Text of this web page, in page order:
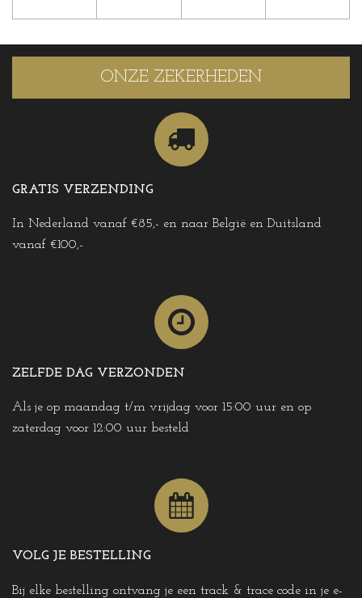
ONZE ZEKERHEDEN
GRATIS VERZENDING
In Nederland vanaf €85,- en naar België en Duitsland
vanaf €100,-
ZELFDE DAG VERZONDEN
Als je op maandag t/m vrijdag voor 15:00 uur en op
zaterdag voor 12:00 uur besteld
VOLG JE BESTELLING
Bij elke bestelling ontvang je een track & trace code in je e-